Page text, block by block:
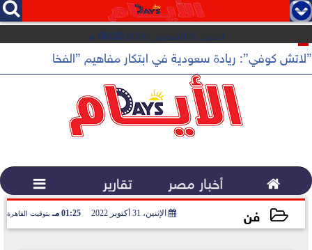
   
السبت 8 أغسطس 2026 08:23 مـ
”لاتش كوفي”: ريادة سعودية في ابتكار مفاهيم ”الفخامة
 أخبار مصر تقارير 
فن الإثنين، 31 أكتوبر 2022 01:25 مـ بتوقيت القاهرة